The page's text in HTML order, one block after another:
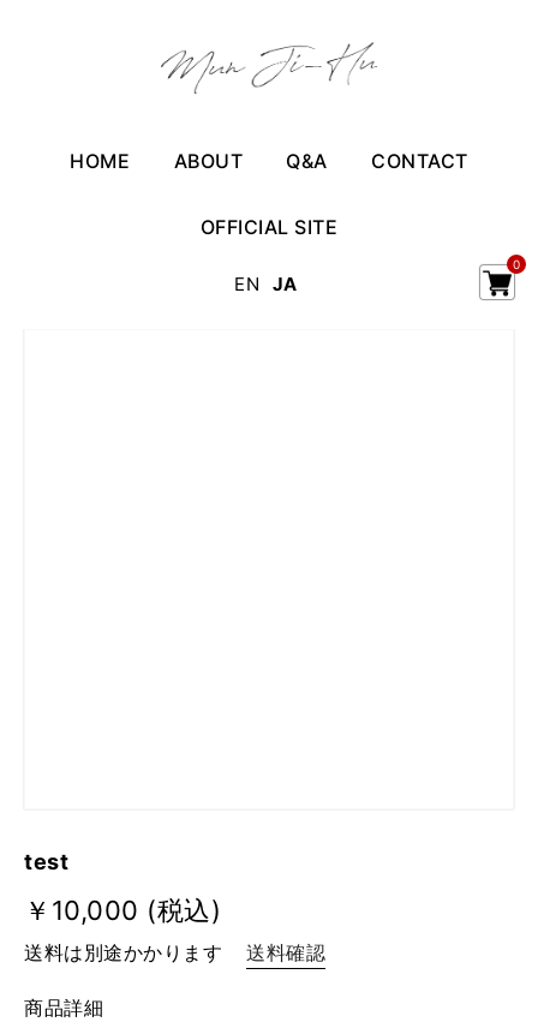
HOME ABOUT Q&A CONTACT
OFFICIAL SITE
0
EN JA
test
￥10,000 (税込)
送料は別途かかります 送料確認
商品詳細